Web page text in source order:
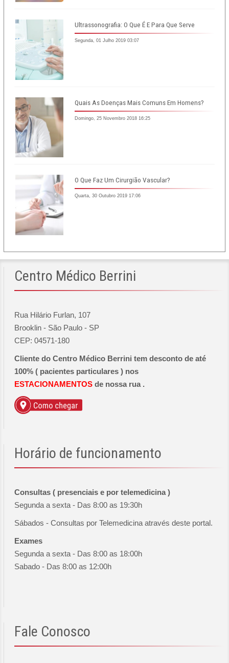
Ultrassonografia: O Que É E Para Que Serve
Segunda, 01 Julho 2019 03:07
Quais As Doenças Mais Comuns Em Homens?
Domingo, 25 Novembro 2018 16:25
O Que Faz Um Cirurgião Vascular?
Quarta, 30 Outubro 2019 17:06
Centro Médico Berrini
Rua Hilário Furlan, 107
Brooklin - São Paulo - SP
CEP: 04571-180
Cliente do Centro Médico Berrini tem desconto de até
100% ( pacientes particulares ) nos
ESTACIONAMENTOS de nossa rua .
Horário de funcionamento
Consultas ( presenciais e por telemedicina )
Segunda a sexta - Das 8:00 as 19:30h
Sábados - Consultas por Telemedicina através deste portal.
Exames
Segunda a sexta - Das 8:00 as 18:00h
Sabado - Das 8:00 as 12:00h
Fale Conosco